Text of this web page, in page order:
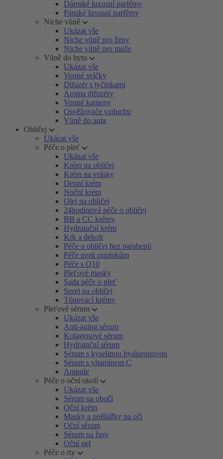
Dámské luxusní parfémy
Pánské luxusní parfémy
Niche vůně
Ukázat vše
Niche vůně pro ženy
Niche vůně pro muže
Vůně do bytu
Ukázat vše
Vonné svíčky
Difuzér s tyčinkami
Aroma difuzéry
Vonné kameny
Osvěžovače vzduchu
Vůně do auta
Obličej
Ukázat vše
Péče o pleť
Ukázat vše
Krém na obličej
Krém na vrásky
Denní krém
Noční krém
Olej na obličej
24hodinová péče o obličej
BB a CC krémy
Hydratační krém
Krk a dekolt
Péče o obličej bez parabenů
Péče proti pupínkům
Péče s Q10
Pleťové masky
Sada péče o pleť
Sprej na obličej
Tónovací krémy
Pleťové sérum
Ukázat vše
Anti-aging sérum
Kolagenové sérum
Hydratační sérum
Sérum s kyselinou hyaluronovou
Sérum s vitamínem C
Ampule
Péče o oční okolí
Ukázat vše
Sérum na obočí
Oční krém
Masky a polštářky na oči
Oční sérum
Sérum na řasy
Oční gel
Péče o rty